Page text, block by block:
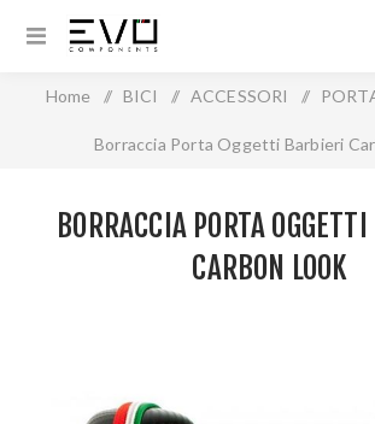
Home / BICI / ACCESSORI /
Borraccia Porta Oggetti Barbieri
BORRACCIA PORTA
CARBON LOOK